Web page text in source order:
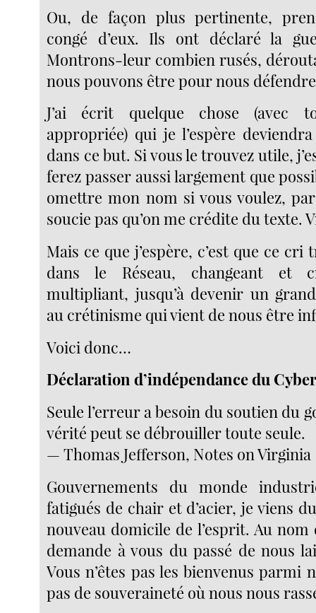
Ou, de façon plus pertinente,
congé d’eux. Ils ont déclaré la
Montrons-leur combien rusés,
nous pouvons être pour nous
J’ai écrit quelque chose (avec
appropriée) qui je l’espère
dans ce but. Si vous le trouvez utile,
ferez passer aussi largement que
omettre mon nom si vous voulez,
soucie pas qu’on me crédite du texte.
Mais ce que j’espère, c’est que ce
dans le Réseau, changeant et
multipliant, jusqu’à devenir un
au crétinisme qui vient de nous être
Voici donc…
Déclaration d’indépendance du
Seule l’erreur a besoin du soutien du
vérité peut se débrouiller toute seule.
— Thomas Jefferson, Notes on Virginia
Gouvernements du monde
fatigués de chair et d’acier, je viens
nouveau domicile de l’esprit. Au
demande à vous du passé de nous
Vous n’êtes pas les bienvenus parmi
pas de souveraineté où nous nous